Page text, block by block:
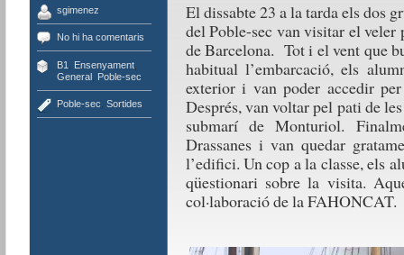
sgimenez
No hi ha comentaris
B1 Ensenyament,
General, Poble-sec
Poble-sec Sortides
El dissabte 23 a la tarda els dos
del Poble-sec van visitar el
de Barcelona. Tot i el vent que
habitual l’embarcació, els
exterior i van poder accedir
Després, van voltar pel pati de
submarí de Monturiol.
Drassanes i van quedar
l’edifici. Un cop a la classe, els
qüestionari sobre la visita.
col·laboració de la FAHONCAT.